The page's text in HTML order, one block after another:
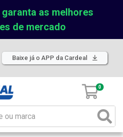
as melhores
de mercado
Baixe já o APP da Cardeal
0